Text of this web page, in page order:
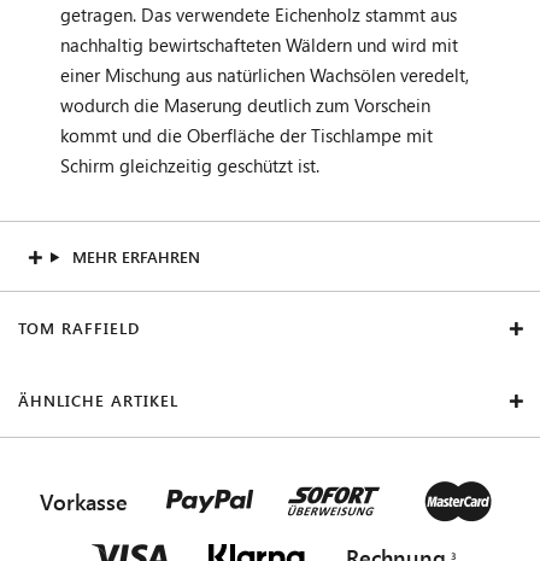
getragen. Das verwendete Eichenholz stammt aus
nachhaltig bewirtschafteten Wäldern und wird mit
einer Mischung aus natürlichen Wachsölen veredelt,
wodurch die Maserung deutlich zum Vorschein
kommt und die Oberfläche der Tischlampe mit
Schirm gleichzeitig geschützt ist.
MEHR ERFAHREN
TOM RAFFIELD
ÄHNLICHE ARTIKEL
Vorkasse